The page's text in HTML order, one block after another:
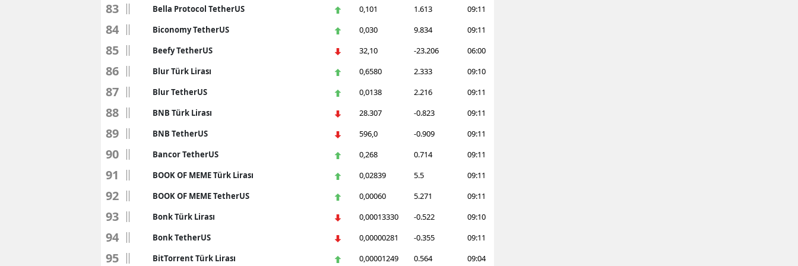
83 Bella Protocol TetherUS 0,101 1.613 09:11
84 Biconomy TetherUS 0,030 9.834 09:11
85 Beefy TetherUS 32,10 -23.206 06:00
86 Blur Türk Lirası 0,6580 2.333 09:10
87 Blur TetherUS 0,0138 2.216 09:11
88 BNB Türk Lirası 28.307 -0.823 09:11
89 BNB TetherUS 596,0 -0.909 09:11
90 Bancor TetherUS 0,268 0.714 09:11
91 BOOK OF MEME Türk Lirası 0,02839 5.5 09:11
92 BOOK OF MEME TetherUS 0,00060 5.271 09:11
93 Bonk Türk Lirası 0,00013330 -0.522 09:10
94 Bonk TetherUS 0,00000281 -0.355 09:11
95 BitTorrent Türk Lirası 0,00001249 0.564 09:04